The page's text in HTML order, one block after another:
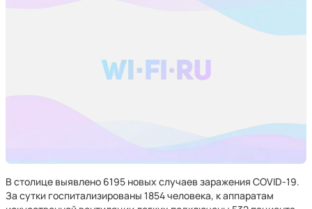
В столице выявлено 6195 новых случаев заражения COVID-19.
За сутки госпитализированы 1854 человека, к аппаратам